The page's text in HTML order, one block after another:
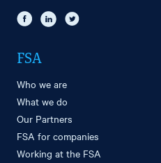
FSA
Who we are
What we do
Our Partners
FSA for companies
Working at the FSA